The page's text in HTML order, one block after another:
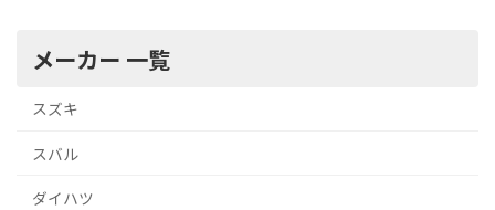
メーカー 一覧
スズキ
スバル
ダイハツ